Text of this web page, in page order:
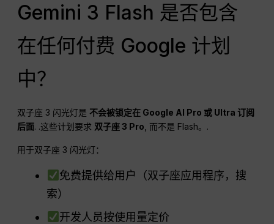
Gemini 3 Flash 是否包含
在任何付费 Google 计划
中？
双子座 3 闪光灯是 不会被锁定在 Google AI Pro 或 Ultra 订阅
后面. .这些计划要求 双子座 3 Pro, 而不是 Flash。.
用于双子座 3 闪光灯：
免费提供给用户（双子座应用程序，搜
索）
开发人员按使用量定价